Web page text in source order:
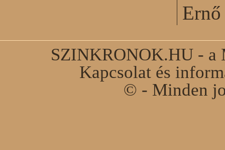
SZINKRONOK.HU - a
Kapcsolat és
© - Minden